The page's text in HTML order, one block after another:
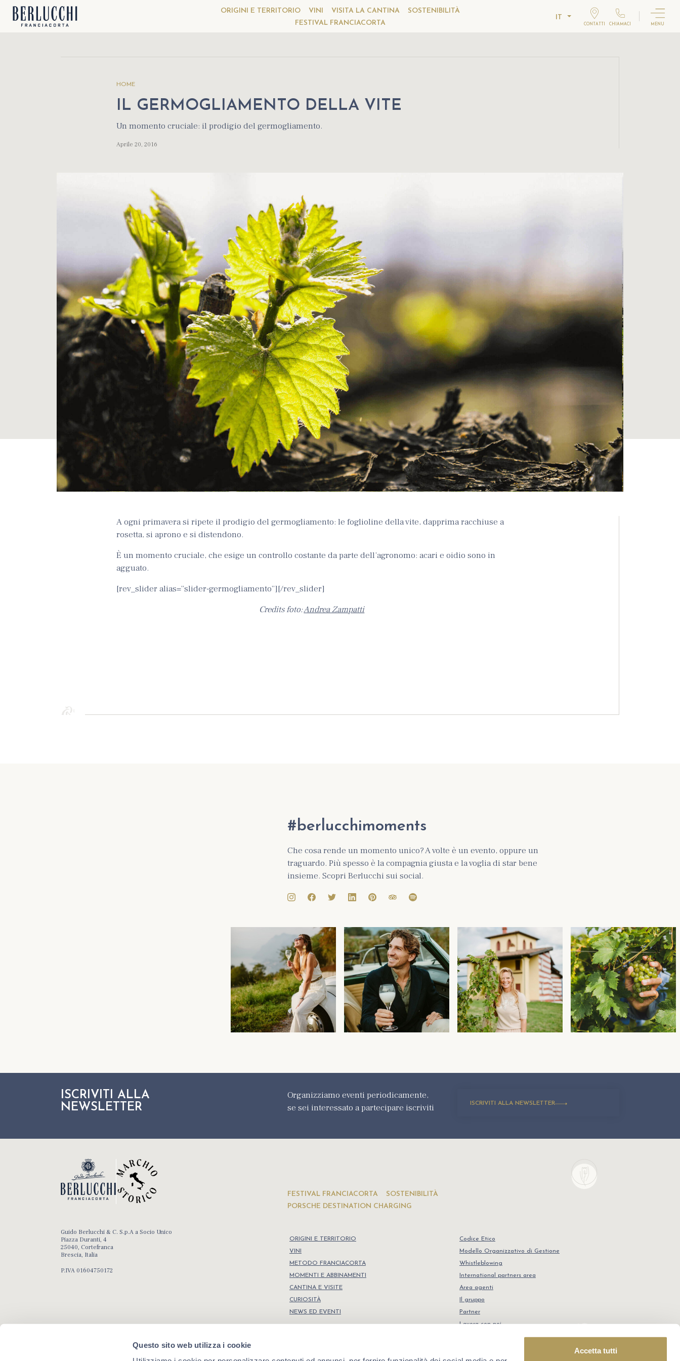
Questo sito web utilizza i cookie
Accetta tutti
ORIGINI E TERRITORIO VINI VISITA LA CANTINA
SOSTENIBILITÀ
FESTIVAL FRANCIACORTA
IT
CONTATTI CHIAMACI MENU
HOME
IL GERMOGLIAMENTO DELLA VITE
Un momento cruciale: il prodigio del germogliamento.
Aprile 20, 2016
A ogni primavera si ripete il prodigio del germogliamento: le foglioline della vite, dapprima racchiuse a
rosetta, si aprono e si distendono.
È un momento cruciale, che esige un controllo costante da parte dell’agronomo: acari e oidio sono in
agguato.
[rev_slider alias=”slider-germogliamento”][/rev_slider]
Credits foto:Andrea Zampatti
#berlucchimoments
Che cosa rende un momento unico? A volte è un evento, oppure un
traguardo. Più spesso è la compagnia giusta e la voglia di star bene
insieme. Scopri Berlucchi sui social.
ISCRIVITI ALLA
NEWSLETTER
Organizziamo eventi periodicamente,
se sei interessato a partecipare iscriviti
ISCRIVITI ALLA NEWSLETTER
Guido Berlucchi & C. S.p.A a Socio Unico
Piazza Duranti, 4
25040, Cortefranca
Brescia, Italia
P.IVA 01604750172
FESTIVAL FRANCIACORTA
SOSTENIBILITÀ
PORSCHE DESTINATION CHARGING
ORIGINI E TERRITORIO
VINI
METODO FRANCIACORTA
MOMENTI E ABBINAMENTI
CANTINA E VISITE
CURIOSITÀ
NEWS ED EVENTI
Codice Etico
Modello Organizzativo di Gestione
Whistleblowing
International partners area
Area agenti
Il gruppo
Partner
Lavora con noi